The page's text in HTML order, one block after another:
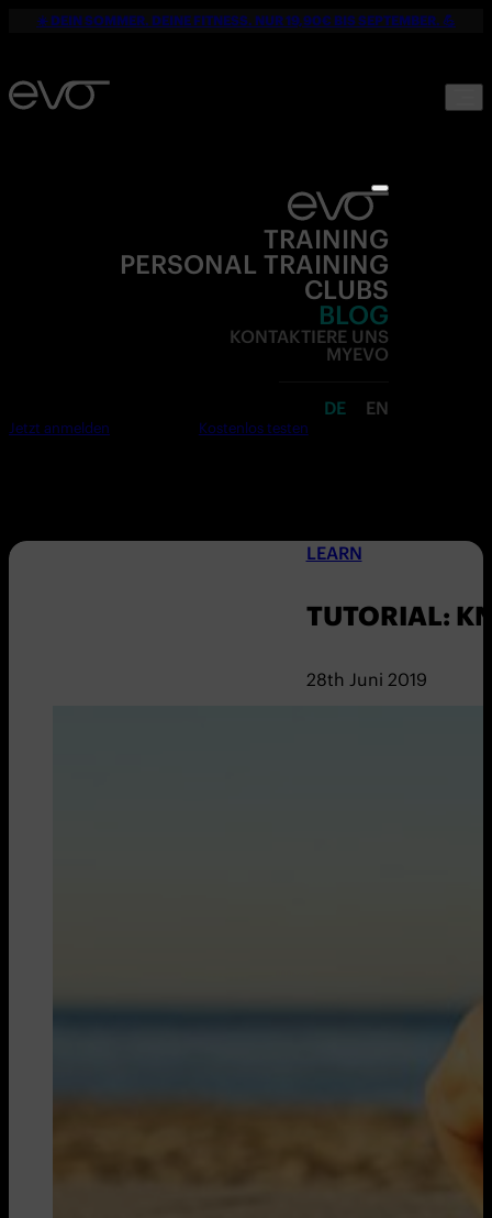
☀️ DEIN SOMMER. DEINE FITNESS. NUR 19,90€ BIS SEPTEMBER. 💪
TRAINING
PERSONAL TRAINING
CLUBS
BLOG
KONTAKTIERE UNS
MYEVO
DE EN
Jetzt anmelden Kostenlos testen
LEARN
TUTORIAL:
28th Juni 2019